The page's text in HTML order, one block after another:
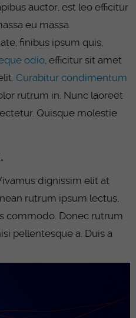
auctor, est leo efficitur
eu massa.
finibus ipsum quis,
odio , efficitur sit amet
Curabitur condimentum
rutrum in. Nunc laoreet
Quisque molestie
dignissim elit at
rutrum ipsum lectus,
commodo. Donec rutrum
pellentesque a. Duis a